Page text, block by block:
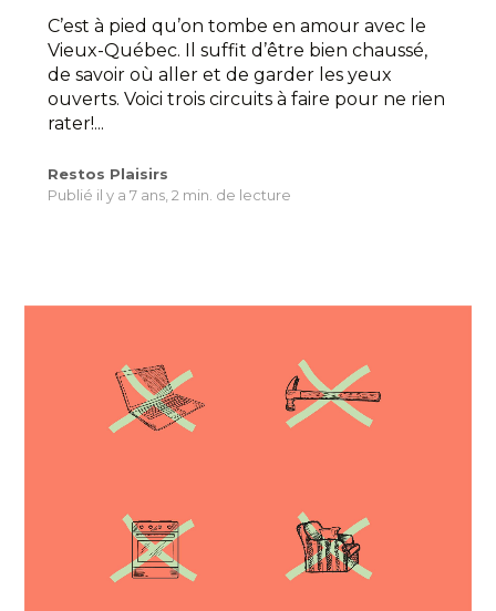
C’est à pied qu’on tombe en amour avec le
Vieux-Québec. Il suffit d’être bien chaussé,
de savoir où aller et de garder les yeux
ouverts. Voici trois circuits à faire pour ne rien
rater!...
Restos Plaisirs
Publié il y a 7 ans, 2 min. de lecture